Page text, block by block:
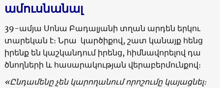
ամուսնանալ
39-ամյա Սոնա Բադալյանի տղան արդեն երկու
տարեկան է։ Նրա կարծիքով, շատ կանայք հենց
իրենք են կաշկանդում իրենց, հիմնավորելով դա
ծնողների և հասարակության վերաբերմունքով։
«Ընդամենը չեն կարողանում որոշումը կայացնել։